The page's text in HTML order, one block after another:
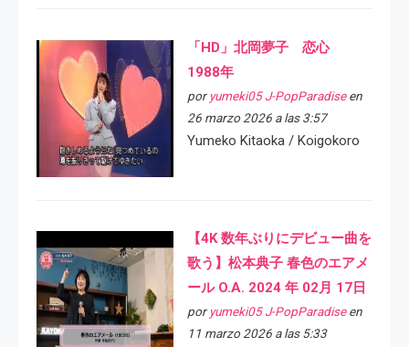
「HD」北岡夢子 恋心
1988年
por yumeki05 J-PopParadiseen
26 marzo 2026 a las 3:57
Yumeko Kitaoka / Koigokoro
【4K 数年ぶりにデビュー曲を
歌う】松本典子 春色のエアメ
ール O.A. 2024 年 02月 17日
por yumeki05 J-PopParadiseen
11 marzo 2026 a las 5:33